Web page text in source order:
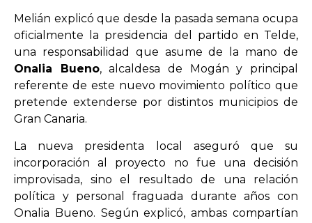
Melián explicó que desde la pasada semana ocupa
oficialmente la presidencia del partido en Telde,
una responsabilidad que asume de la mano de
Onalia Bueno, alcaldesa de Mogán y principal
referente de este nuevo movimiento político que
pretende extenderse por distintos municipios de
Gran Canaria.
La nueva presidenta local aseguró que su
incorporación al proyecto no fue una decisión
improvisada, sino el resultado de una relación
política y personal fraguada durante años con
Onalia Bueno. Según explicó, ambas compartían